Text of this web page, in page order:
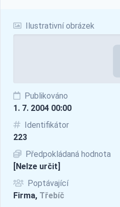
Ilustrativní obrázek
Publikováno
1. 7. 2004 00:00
Identifikátor
223
Předpokládaná hodnota
[Nelze určit]
Poptávající
Firma, Třebíč